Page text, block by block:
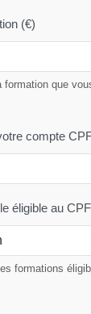
(€)
formation que
compte
éligible au
formations